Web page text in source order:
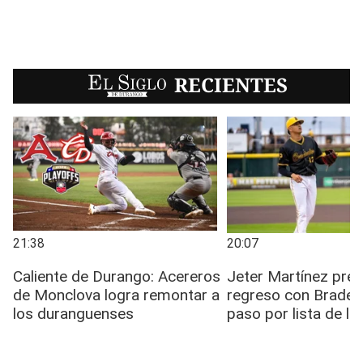
EL SIGLO RECIENTES